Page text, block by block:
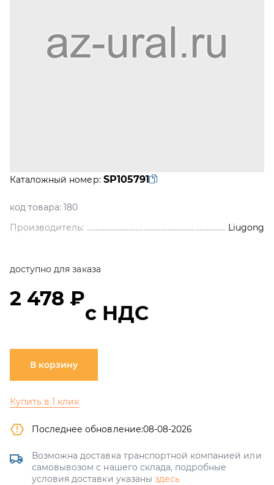
Каталожный номер: SP105791
код товара: 180
Производитель:
Liugong
доступно для заказа
2 478 ₽
с НДС
В корзину
Купить в 1 клик
Последнее обновление:08-08-2026
Возможна доставка транспортной компанией или
самовывозом с нашего склада, подробные
условия доставки указаны здесь